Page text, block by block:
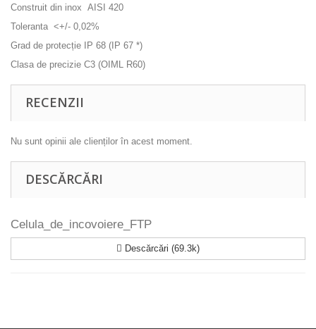
Construit din inox AISI 420
Toleranta <+/- 0,02%
Grad de protecție IP 68 (IP 67 *)
Clasa de precizie C3 (OIML R60)
RECENZII
Nu sunt opinii ale clienților în acest moment.
DESCĂRCĂRI
Celula_de_incovoiere_FTP
Descărcări (69.3k)